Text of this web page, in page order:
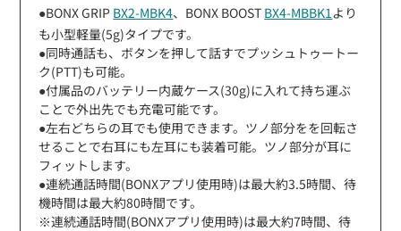
●BONX GRIP BX2-MBK4、BONX BOOST BX4-MBBK1 より
も小型軽量(5g)タイプです。
●同時通話も、ボタンを押して話すでプッシュトゥートー
ク(PTT)も可能。
●付属品のバッテリー内蔵ケース(30g)に入れて持ち運ぶ
ことで外出先でも充電可能です。
●左右どちらの耳でも使用できます。ツノ部分をを回転さ
せることで右耳にも左耳にも装着可能。ツノ部分が耳に
フィットします。
●連続通話時間(BONXアプリ使用時)は最大約3.5時間、待
機時間は最大約80時間です。
※連続通話時間(BONXアプリ使用時)は最大約7時間、待